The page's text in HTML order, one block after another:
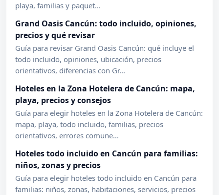
playa, familias y paquet...
Grand Oasis Cancún: todo incluido, opiniones,
precios y qué revisar
Guía para revisar Grand Oasis Cancún: qué incluye el
todo incluido, opiniones, ubicación, precios
orientativos, diferencias con Gr...
Hoteles en la Zona Hotelera de Cancún: mapa,
playa, precios y consejos
Guía para elegir hoteles en la Zona Hotelera de Cancún:
mapa, playa, todo incluido, familias, precios
orientativos, errores comune...
Hoteles todo incluido en Cancún para familias:
niños, zonas y precios
Guía para elegir hoteles todo incluido en Cancún para
familias: niños, zonas, habitaciones, servicios, precios